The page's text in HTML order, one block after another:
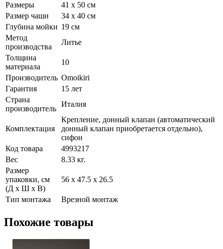
Размеры
41 x 50 см
Размер чаши
34 x 40 см
Глубина мойки 19 см
Метод
производства
Литье
Толщина
материала
10
Производитель Omoikiri
Гарантия
15 лет
Страна
производитель
Италия
Комплектация
Крепление, донный клапан (автоматический
донный клапан приобретается отдельно),
сифон
Код товара
4993217
Вес
8.33 кг.
Размер
упаковки, см
(Д х Ш х В)
56 х 47.5 х 26.5
Тип монтажа Врезной монтаж
Похожие товары